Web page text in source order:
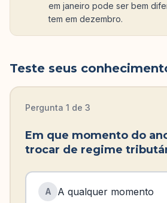
em janeiro pode ser bem
tem em dezembro.
Teste seus
Pergunta 1 de 3
Em que momento do
trocar de regime
A A qualquer momento